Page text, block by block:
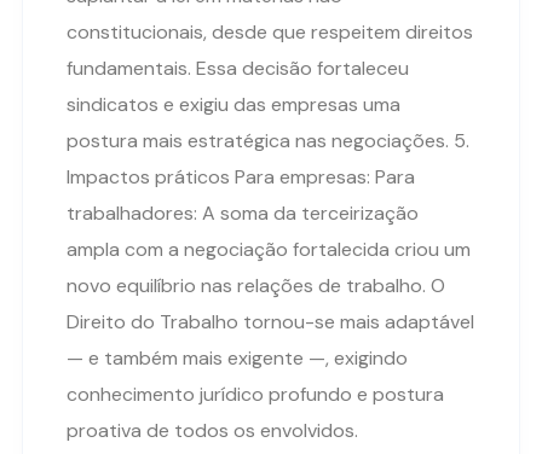
constitucionais, desde que respeitem direitos
fundamentais. Essa decisão fortaleceu
sindicatos e exigiu das empresas uma
postura mais estratégica nas negociações. 5.
Impactos práticos Para empresas: Para
trabalhadores: A soma da terceirização
ampla com a negociação fortalecida criou um
novo equilíbrio nas relações de trabalho. O
Direito do Trabalho tornou-se mais adaptável
— e também mais exigente —, exigindo
conhecimento jurídico profundo e postura
proativa de todos os envolvidos.